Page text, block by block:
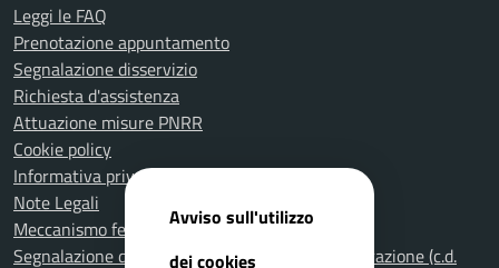
Leggi le FAQ
Prenotazione appuntamento
Segnalazione disservizio
Richiesta d'assistenza
Attuazione misure PNRR
Cookie policy
Informativa privacy
Note Legali
Meccanismo feedback per l'accessibilità
Segnalazione di illeciti nella Pubblica Amministrazione (c.d.
Avviso sull'utilizzo
dei cookies